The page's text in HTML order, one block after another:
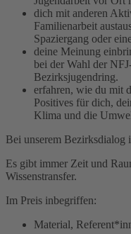
dich mit anderen
Familienarbeit
Spaziergang oder
deine Meinung
bei der Wahl der
Bezirksjugendring.
erfahren, wie du mit
Positives für dich,
Klima und die
Bei unserem
Es gibt immer Zeit und
Wissenstransfer.
Im Preis inbegriffen:
Material,